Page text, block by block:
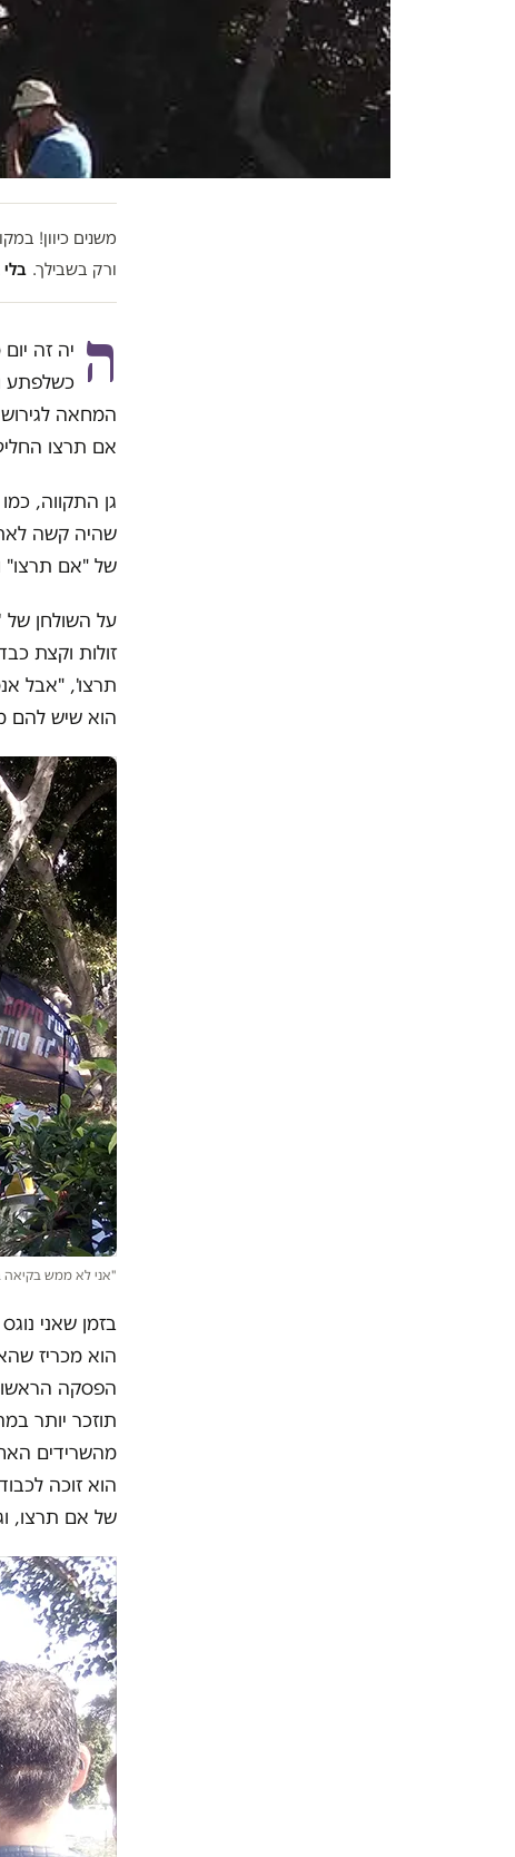
משנים כיוון!
ורק בשבילך.
ה יה זה
כשלפתע
המחאה
אם תרצו
גן התקווה,
שהיה קשה
של "אם תרצו"
על השולחן של
זולות וקצת
תרצו', "אבל
הוא שיש להם
"אני לא ממש בקיאה
בזמן שאני
הוא מכריז
הפסקה
תוזכר יותר
מהשרידים
הוא זוכה
של אם תרצו,